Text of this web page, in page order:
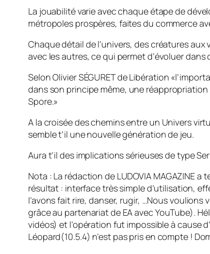
La jouabilité varie avec chaque étape de
métropoles prospères, faites du commerce
Chaque détail de l’univers, des créatures
avec les autres, ce qui permet d’évoluer
Selon Olivier SÉGURET de Libération
dans son principe même, une
Spore.»
A la croisée des chemins entre un Univers
semble t’il une nouvelle génération de jeu.
Aura t’il des implications sérieuses de type
Nota : La rédaction de LUDOVIA MAGAZINE
résultat : interface très simple d’utilisation,
l’avons fait rire, danser, rugir, …Nous
grâce au partenariat de EA avec YouTube).
vidéos) et l’opération fut impossible à cause
Léopard(10.5.4) n’est pas pris en compte !